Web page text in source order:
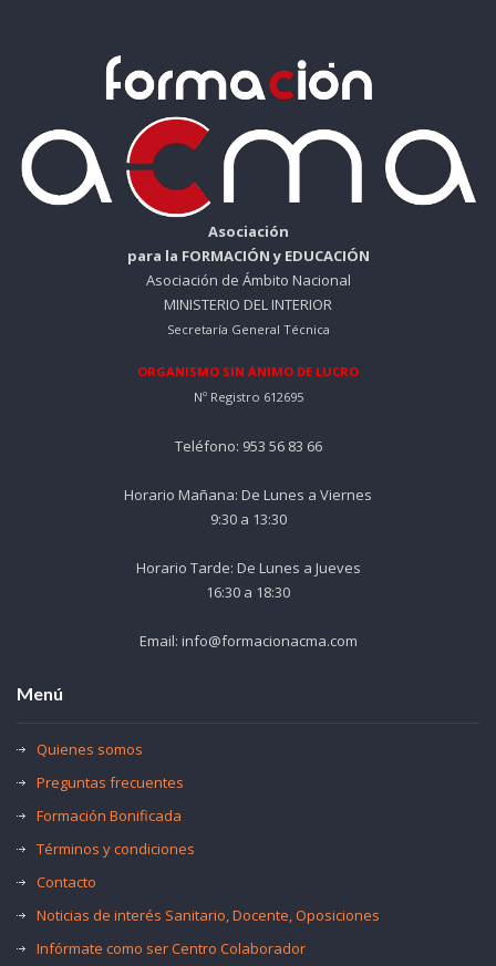
Asociación
para la FORMACIÓN y EDUCACIÓN
Asociación de Ámbito Nacional
MINISTERIO DEL INTERIOR
Secretaría General Técnica
ORGANISMO SIN ÁNIMO DE LUCRO
Nº Registro 612695
Teléfono: 953 56 83 66
Horario Mañana: De Lunes a Viernes
9:30 a 13:30
Horario Tarde: De Lunes a Jueves
16:30 a 18:30
Email: info@formacionacma.com
Menú
Quienes somos
Preguntas frecuentes
Formación Bonificada
Términos y condiciones
Contacto
Noticias de interés Sanitario, Docente, Oposiciones
Infórmate como ser Centro Colaborador